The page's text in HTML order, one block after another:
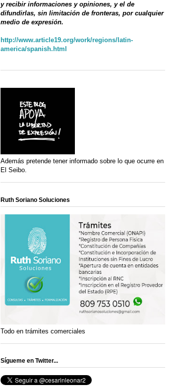
y recibir informaciones y opiniones, y el de
difundirlas, sin limitación de fronteras, por cualquier
medio de expresión.
http://www.article19.org/work/regions/latin-
america/spanish.html
Además pretende tener informado sobre lo que ocurre en
El Seibo.
Ruth Soriano Soluciones
Todo en trámites comerciales
Sígueme en Twitter...